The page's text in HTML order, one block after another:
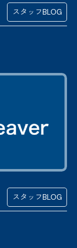
スタッフBLOG
スタッフBLOG